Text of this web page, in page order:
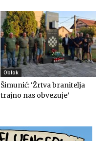
Oblok
Šimunić: ‘Žrtva branitelja
trajno nas obvezuje’